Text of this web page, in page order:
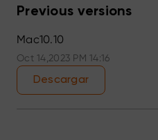
Previous versions
Mac10.10
Oct 14,2023 PM 14:16
Descargar